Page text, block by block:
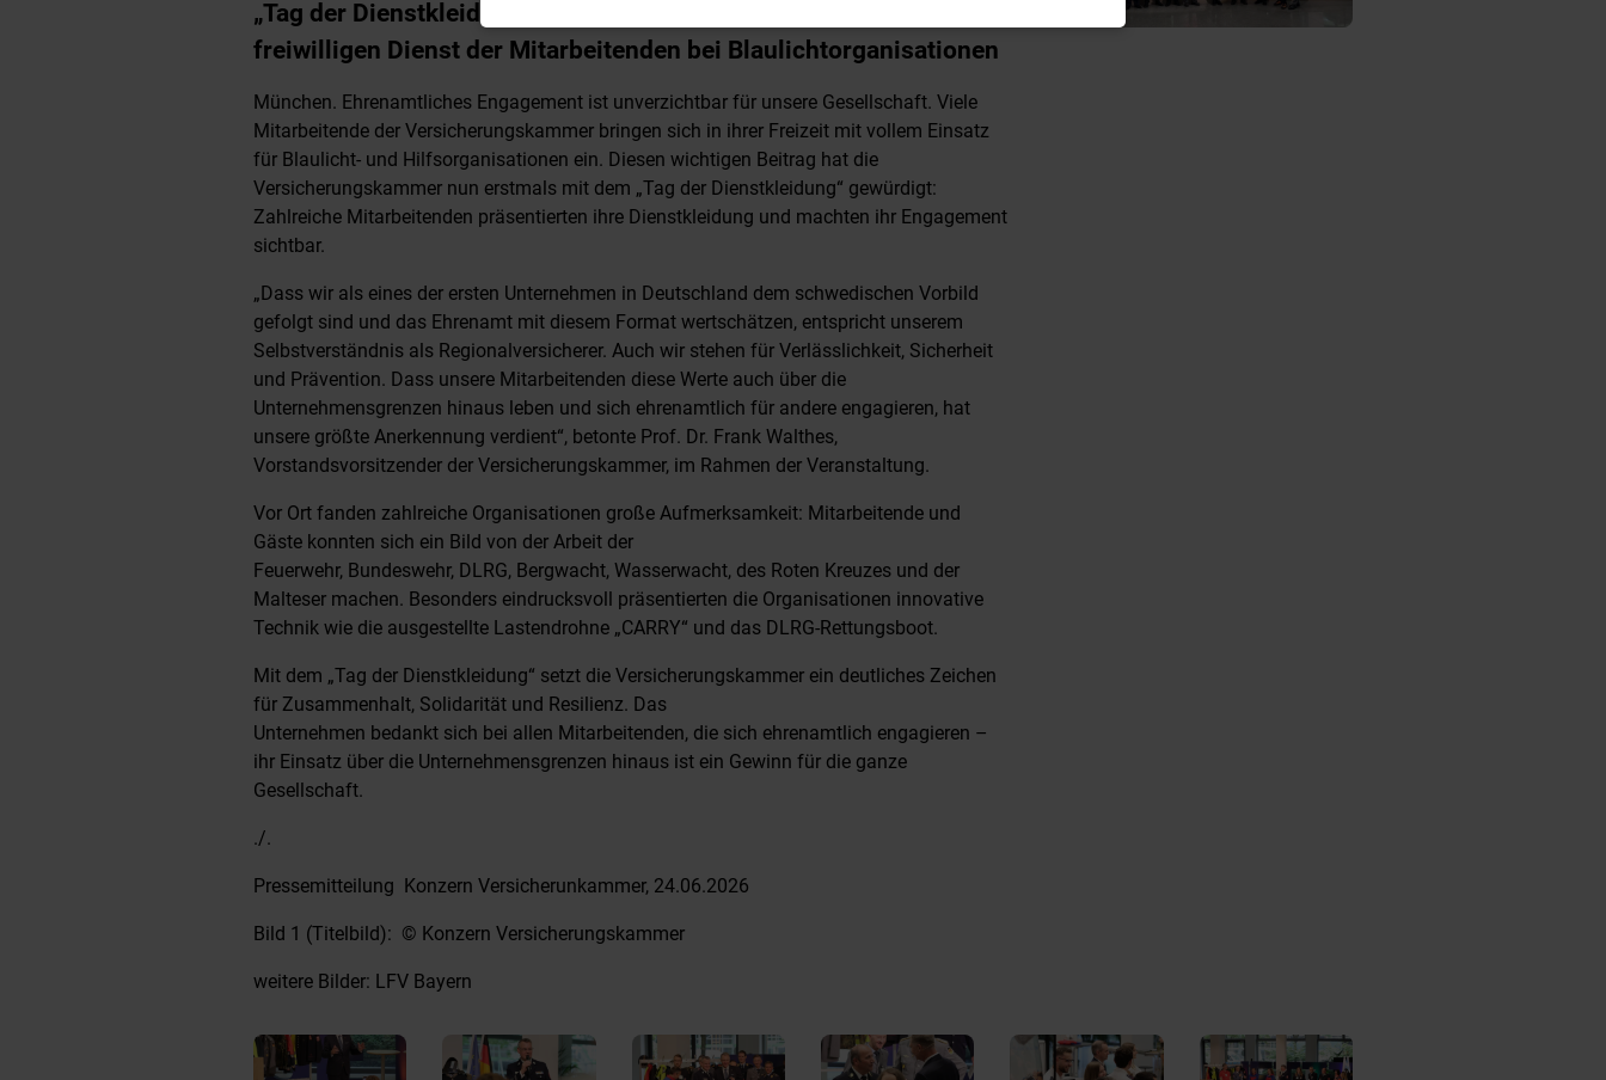
„Tag der Dienstkleidung“ bei der Versicherungskammer würdigt
freiwilligen Dienst der Mitarbeitenden bei Blaulichtorganisationen
München. Ehrenamtliches Engagement ist unverzichtbar für unsere Gesellschaft. Viele
Mitarbeitende der Versicherungskammer bringen sich in ihrer Freizeit mit vollem Einsatz
für Blaulicht- und Hilfsorganisationen ein. Diesen wichtigen Beitrag hat die
Versicherungskammer nun erstmals mit dem „Tag der Dienstkleidung“ gewürdigt:
Zahlreiche Mitarbeitenden präsentierten ihre Dienstkleidung und machten ihr Engagement
sichtbar.
„Dass wir als eines der ersten Unternehmen in Deutschland dem schwedischen Vorbild
gefolgt sind und das Ehrenamt mit diesem Format wertschätzen, entspricht unserem
Selbstverständnis als Regionalversicherer. Auch wir stehen für Verlässlichkeit, Sicherheit
und Prävention. Dass unsere Mitarbeitenden diese Werte auch über die
Unternehmensgrenzen hinaus leben und sich ehrenamtlich für andere engagieren, hat
unsere größte Anerkennung verdient“, betonte Prof. Dr. Frank Walthes,
Vorstandsvorsitzender der Versicherungskammer, im Rahmen der Veranstaltung.
Vor Ort fanden zahlreiche Organisationen große Aufmerksamkeit: Mitarbeitende und
Gäste konnten sich ein Bild von der Arbeit der
Feuerwehr, Bundeswehr, DLRG, Bergwacht, Wasserwacht, des Roten Kreuzes und der
Malteser machen. Besonders eindrucksvoll präsentierten die Organisationen innovative
Technik wie die ausgestellte Lastendrohne „CARRY“ und das DLRG-Rettungsboot.
Mit dem „Tag der Dienstkleidung“ setzt die Versicherungskammer ein deutliches Zeichen
für Zusammenhalt, Solidarität und Resilienz. Das
Unternehmen bedankt sich bei allen Mitarbeitenden, die sich ehrenamtlich engagieren –
ihr Einsatz über die Unternehmensgrenzen hinaus ist ein Gewinn für die ganze
Gesellschaft.
./.
Pressemitteilung Konzern Versicherunkammer, 24.06.2026
Bild 1 (Titelbild): © Konzern Versicherungskammer
weitere Bilder: LFV Bayern